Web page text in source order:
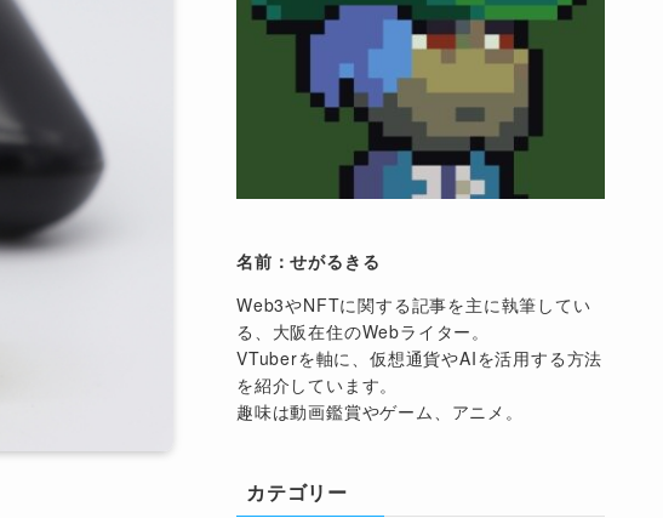
名前：せがるきる
Web3やNFTに関する記事を主に執筆してい
る、大阪在住のWebライター。
VTuberを軸に、仮想通貨やAIを活用する方法
を紹介しています。
趣味は動画鑑賞やゲーム、アニメ。
カテゴリー